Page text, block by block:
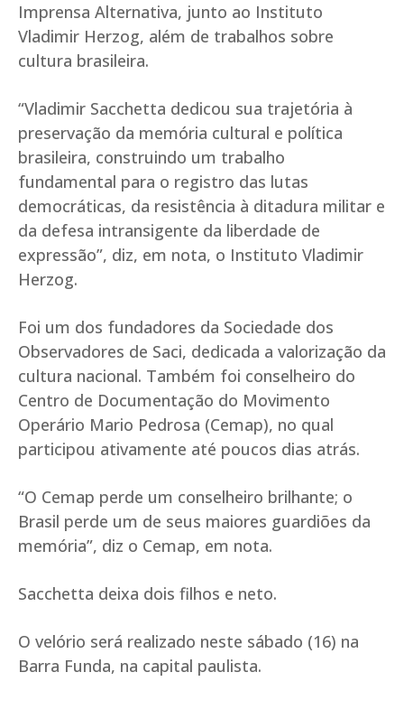
Imprensa Alternativa, junto ao Instituto
Vladimir Herzog, além de trabalhos sobre
cultura brasileira.
“Vladimir Sacchetta dedicou sua trajetória à
preservação da memória cultural e política
brasileira, construindo um trabalho
fundamental para o registro das lutas
democráticas, da resistência à ditadura militar e
da defesa intransigente da liberdade de
expressão”, diz, em nota, o Instituto Vladimir
Herzog.
Foi um dos fundadores da Sociedade dos
Observadores de Saci, dedicada a valorização da
cultura nacional. Também foi conselheiro do
Centro de Documentação do Movimento
Operário Mario Pedrosa (Cemap), no qual
participou ativamente até poucos dias atrás.
“O Cemap perde um conselheiro brilhante; o
Brasil perde um de seus maiores guardiões da
memória”, diz o Cemap, em nota.
Sacchetta deixa dois filhos e neto.
O velório será realizado neste sábado (16) na
Barra Funda, na capital paulista.